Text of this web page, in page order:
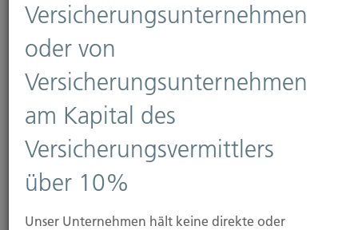
den passenden Vertragsbedingungen aus.
Netzwerke und
Mitgliedschaften
Versicherungsunternehmen
oder von
Versicherungsunternehmen
am Kapital des
Versicherungsvermittlers
über 10%
Unser Unternehmen hält keine direkte oder